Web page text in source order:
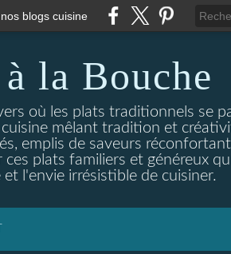
blogs cuisine
la Bouche
où les plats traditionnels se
mêlant tradition et
emplis de saveurs
plats familiers et généreux
et l'envie irrésistible de cuisiner.